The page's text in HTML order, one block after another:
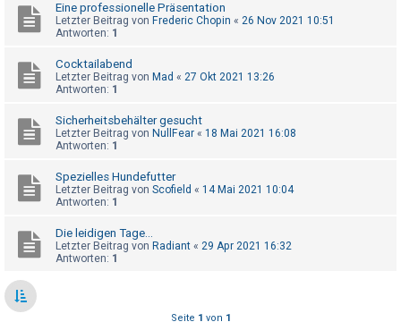
e
n
U
n
e
a
n
o
r
Eine professionelle Präsentation
Letzter Beitrag von Frederic Chopin « 26 Nov 2021 10:51
Antworten: 1
Cocktailabend
Letzter Beitrag von Mad « 27 Okt 2021 13:26
Antworten: 1
Sicherheitsbehälter gesucht
Letzter Beitrag von NullFear « 18 Mai 2021 16:08
Antworten: 1
Spezielles Hundefutter
Letzter Beitrag von Scofield « 14 Mai 2021 10:04
Antworten: 1
Die leidigen Tage...
Letzter Beitrag von Radiant « 29 Apr 2021 16:32
Antworten: 1
Seite 1 von 1